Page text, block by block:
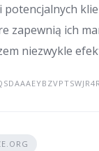
potencjalnych
zapewnią ich
niezwykle